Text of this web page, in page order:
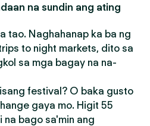
na sundin ang ating
tao. Naghahanap ka ba ng
to night markets, dito sa
sa mga bagay na na-
festival? O baka gusto
gaya mo. Higit 55
na bago sa'min ang